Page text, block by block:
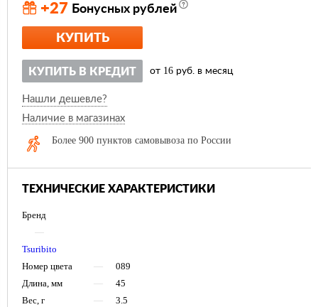
+27 Бонусных рублей
КУПИТЬ
КУПИТЬ В КРЕДИТ от 16 руб. в месяц
Нашли дешевле?
Наличие в магазинах
Более 900 пунктов самовывоза по России
ТЕХНИЧЕСКИЕ ХАРАКТЕРИСТИКИ
Бренд
—
Tsuribito
Номер цвета
—
089
Длина, мм
—
45
Вес, г
—
3.5